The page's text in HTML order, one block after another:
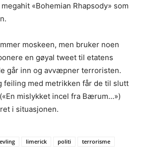
«Bohemian Rhapsody» som
moskeen, men bruker noen
en gøyal tweet til etatens
går inn og avvæpner terroristen.
feiling med metrikken får de til slutt
mislykket incel fra Bærum…»)
i situasjonen.
limerick politi terrorisme